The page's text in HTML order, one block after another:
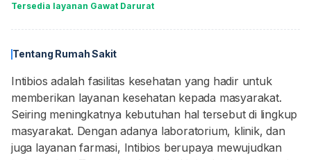
Tersedia layanan Gawat Darurat
Tentang Rumah Sakit
Intibios adalah fasilitas kesehatan yang hadir untuk
memberikan layanan kesehatan kepada masyarakat.
Seiring meningkatnya kebutuhan hal tersebut di lingkup
masyarakat. Dengan adanya laboratorium, klinik, dan
juga layanan farmasi, Intibios berupaya mewujudkan